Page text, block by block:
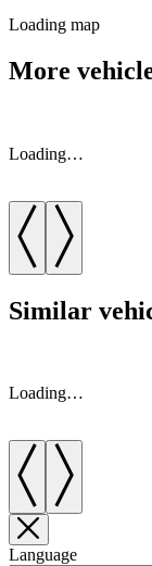
Loading map
More
Loading…
Similar
Loading…
Language